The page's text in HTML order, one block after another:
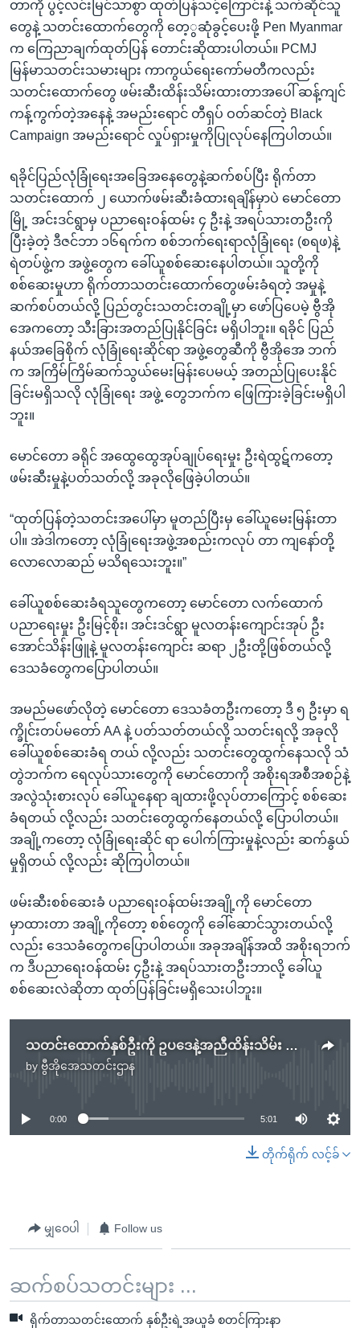
တာကို ပွင့်လင်းမြင်သာစွာ ထုတ်ပြန်သင့်ကြောင်းနဲ့ သက်ဆိုင်သူ
တွေနဲ့ သတင်းထောက်တွေကို တေ့ွဆုံခွင့်ပေးဖို့ Pen Myanmar
က ကြေညာချက်ထုတ်ပြန် တောင်းဆိုထားပါတယ်။ PCMJ
မြန်မာသတင်းသမားများ ကာကွယ်ရေးကော်မတီကလည်း
သတင်းထောက်တွေ ဖမ်းဆီးထိန်းသိမ်းထားတာအပေါ် ဆန့်ကျင်
ကန့်ကွက်တဲ့အနေနဲ့ အမည်းရောင် တီရှပ် ဝတ်ဆင်တဲ့ Black
Campaign အမည်းရောင် လှုပ်ရှားမှုကိုပြုလုပ်နေကြပါတယ်။
ရခိုင်ပြည်လုံခြုံရေးအခြေအနေတွေနဲ့ဆက်စပ်ပြီး ရိုက်တာ
သတင်းထောက် ၂ ယောက်ဖမ်းဆီးခံထားရချိန်မှာပဲ မောင်တော
မြို့ အင်းဒင်ရွာမှ ပညာရေးဝန်ထမ်း ၄ ဦးနဲ့ အရပ်သားတဦးကို
ပြီးခဲ့တဲ့ ဒီဇင်ဘာ ၁၆ရက်က စစ်ဘက်ရေးရာလုံခြုံရေး (စရဖ)နဲ့
ရဲတပ်ဖွဲ့က အဖွဲ့တွေက ခေါ်ယူစစ်ဆေးနေပါတယ်။ သူတို့ကို
စစ်ဆေးမှုဟာ ရိုက်တာသတင်းထောက်တွေဖမ်းခံရတဲ့ အမှုနဲ့
ဆက်စပ်တယ်လို့ ပြည်တွင်းသတင်းတချို့မှာ ဖော်ပြပေမဲ့ ဗွီအို
အေကတော့ သီးခြားအတည်ပြုနိုင်ခြင်း မရှိပါဘူး။ ရခိုင် ပြည်
နယ်အခြေစိုက် လုံခြုံရေးဆိုင်ရာ အဖွဲ့တွေဆီကို ဗွီအိုအေ ဘက်
က အကြိမ်ကြိမ်ဆက်သွယ်မေးမြန်းပေမယ့် အတည်ပြုပေးနိုင်
ခြင်းမရှိသလို လုံခြုံရေး အဖွဲ့ တွေဘက်က ဖြေကြားခဲ့ခြင်းမရှိပါ
ဘူး။
မောင်တော ခရိုင် အထွေထွေအုပ်ချုပ်ရေးမှုး ဦးရဲထွဋ်ကတော့
ဖမ်းဆီးမှုနဲ့ပတ်သတ်လို့ အခုလိုဖြေခဲ့ပါတယ်။
“ထုတ်ပြန်တဲ့သတင်းအပေါ်မှာ မူတည်ပြီးမှ ခေါ်ယူမေးမြန်းတာ
ပါ။ အဲဒါကတော့ လုံခြုံရေးအဖွဲ့အစည်းကလုပ် တာ ကျနော်တို့
လောလောဆည် မသိရသေးဘူး။”
ခေါ်ယူစစ်ဆေးခံရသူတွေကတော့ မောင်တော လက်ထောက်
ပညာရေးမှုး ဦးမြင့်စိုး၊ အင်းဒင်ရွာ မူလတန်းကျောင်းအုပ် ဦး
အောင်သိန်းဖြူနဲ့ မူလတန်းကျောင်း ဆရာ ၂ဦးတို့ဖြစ်တယ်လို့
ဒေသခံတွေကပြောပါတယ်။
အမည်မဖော်လိုတဲ့ မောင်တော ဒေသခံတဦးကတော့ ဒီ ၅ ဦးမှာ ရ
က္ခိုင်းတပ်မတော် AA နဲ့ ပတ်သတ်တယ်လို့ သတင်းရလို့ အခုလို
ခေါ်ယူစစ်ဆေးခံရ တယ် လို့လည်း သတင်းတွေထွက်နေသလို သံ
တွဲဘက်က ရေလုပ်သားတွေကို မောင်တောကို အစိုးရအစီအစဉ်နဲ့
အလွဲသုံးစားလုပ် ခေါ်ယူနေရာ ချထားဖို့လုပ်တာကြောင့် စစ်ဆေး
ခံရတယ် လို့လည်း သတင်းတွေထွက်နေတယ်လို့ ပြောပါတယ်။
အချို့ကတော့ လုံခြုံရေးဆိုင် ရာ ပေါက်ကြားမှုနဲ့လည်း ဆက်နွယ်
မှုရှိတယ် လို့လည်း ဆိုကြပါတယ်။
ဖမ်းဆီးစစ်ဆေးခံ ပညာရေးဝန်ထမ်းအချို့ကို မောင်တော
မှာထားတာ အချို့ကိုတော့ စစ်တွေကို ခေါ်ဆောင်သွားတယ်လို့
လည်း ဒေသခံတွေကပြောပါတယ်။ အခုအချိန်အထိ အစိုးရဘက်
က ဒီပညာရေးဝန်ထမ်း ၄ဦးနဲ့ အရပ်သားတဦးဘာလို့ ခေါ်ယူ
စစ်ဆေးလဲဆိုတာ ထုတ်ပြန်ခြင်းမရှိသေးပါဘူး။
သတင်းထောက်နှစ်ဦးကို ဥပဒေနဲ့အညီထိန်းသိမ်း သမ္မတရုံးပြောခွင့်ရဆို
by ဗွီအိုအေသတင်းဌာန
No media source currently available
0:00 5:01
တိုက်ရိုက် လင့်ခ်
မျှဝေပါ Follow us
ဆက်စပ်သတင်းများ ...
ရိုက်တာသတင်းထောက် နှစ်ဦးရဲ့အယူခံ စတင်ကြားနာ